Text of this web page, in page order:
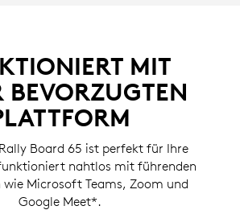
MIT
BEVORZUGTEN
Board 65 ist perfekt für Ihre
nahtlos mit führenden
Microsoft Teams, Zoom und
Google Meet*.